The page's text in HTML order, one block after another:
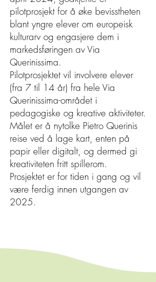
pilotprosjekt for å øke bevisstheten
blant yngre elever om europeisk
kulturarv og engasjere dem i
markedsføringen av Via
Querinissima.
Pilotprosjektet vil involvere elever
(fra 7 til 14 år) fra hele Via
Querinissima-området i
pedagogiske og kreative aktiviteter.
Målet er å nytolke Pietro Querinis
reise ved å lage kart, enten på
papir eller digitalt, og dermed gi
kreativiteten fritt spillerom.
Prosjektet er for tiden i gang og vil
være ferdig innen utgangen av
2025.